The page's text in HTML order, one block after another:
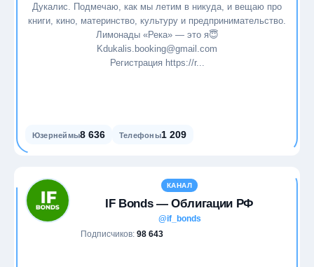
Дукалис. Подмечаю, как мы летим в никуда, и вещаю про
книги, кино, материнство, культуру и предпринимательство.
Лимонады «Река» — это я😇
Kdukalis.booking@gmail.com
Регистрация https://r...
Юзернеймы8 636 Телефоны1 209
КАНАЛ
IF Bonds — Облигации РФ
@if_bonds
Подписчиков: 98 643